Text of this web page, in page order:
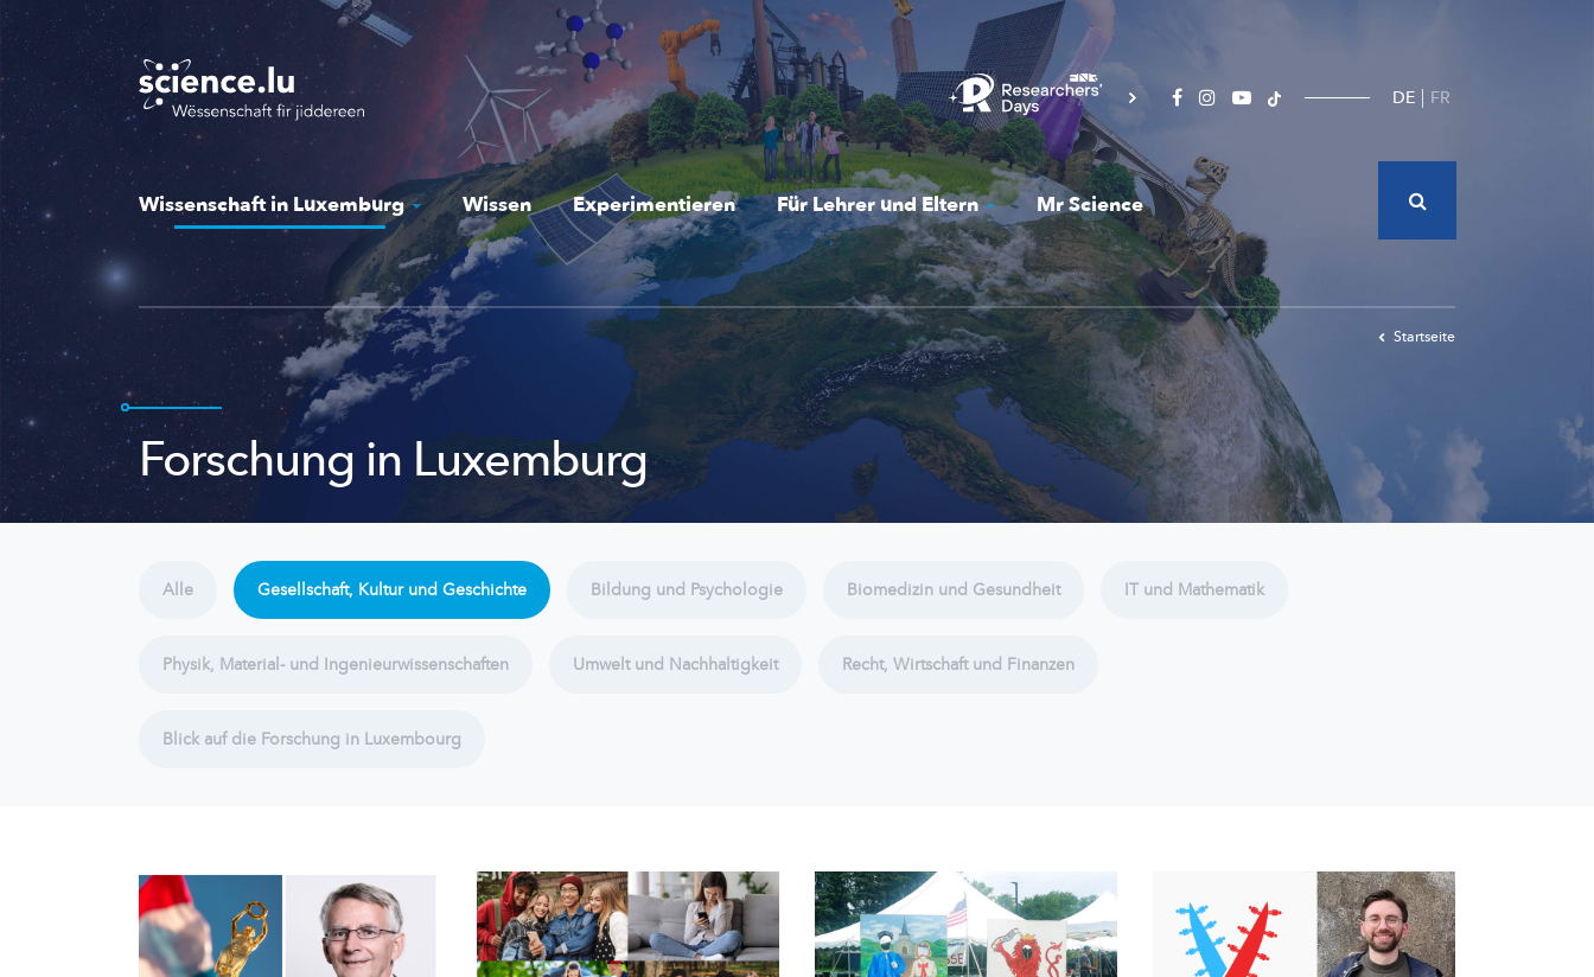
Skip
to
main
content
DE FR
Wissenschaft in Luxemburg Wissen Experimentieren Für Lehrer und Eltern Mr Science
Startseite
Forschung in Luxemburg
Alle Gesellschaft, Kultur und Geschichte Bildung und Psychologie Biomedizin und Gesundheit IT und Mathematik
Physik, Material- und Ingenieurwissenschaften Umwelt und Nachhaltigkeit Recht, Wirtschaft und Finanzen
Blick auf die Forschung in Luxembourg